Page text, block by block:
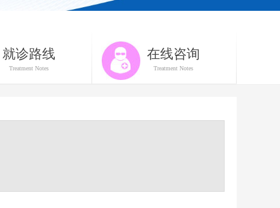
就诊路线
Treatment Notes
在线咨询
Treatment Notes